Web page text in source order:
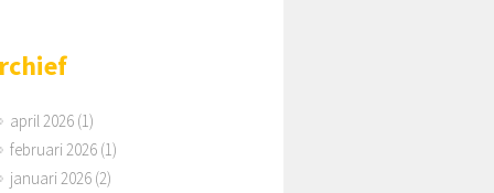
april 2026(1)
februari 2026(1)
januari 2026(2)